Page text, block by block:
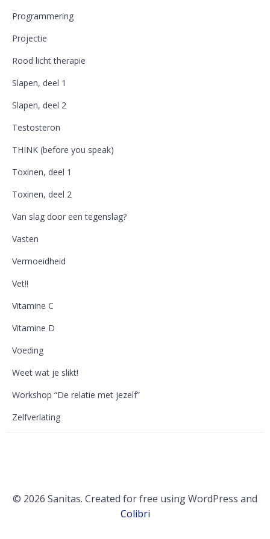
Programmering
Projectie
Rood licht therapie
Slapen, deel 1
Slapen, deel 2
Testosteron
THINK (before you speak)
Toxinen, deel 1
Toxinen, deel 2
Van slag door een tegenslag?
Vasten
Vermoeidheid
Vet!!
Vitamine C
Vitamine D
Voeding
Weet wat je slikt!
Workshop “De relatie met jezelf”
Zelfverlating
© 2026 Sanitas. Created for free using WordPress and
Colibri